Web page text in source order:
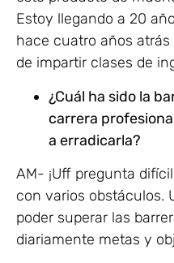
Estoy llegando a 20
hace cuatro años
de impartir clases de
¿Cuál ha sido la
carrera
a erradicarla?
AM- ¡Uff pregunta
con varios obstáculos.
poder superar las
diariamente metas y